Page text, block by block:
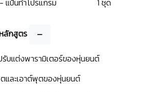
- แป้นทำโปรแกรม 1 ชุด
ลักสูตร
บแต่งพารามิเตอร์ของหุ่นยนต์
และเอาต์พุตของหุ่นยนต์